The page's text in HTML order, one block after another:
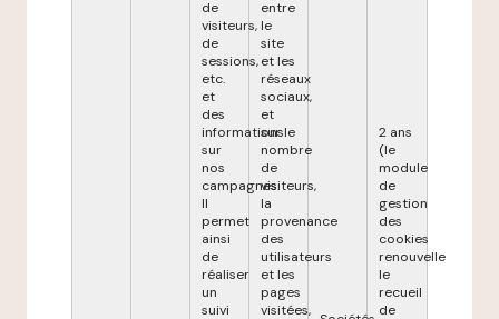
de
visiteurs,
de
sessions,
etc.
et
des
informations
sur
nos
campagnes.
Il
permet
ainsi
de
réaliser
un
suivi
entre
le
site
et les
réseaux
sociaux,
et
sur le
nombre
de
visiteurs,
la
provenance
des
utilisateurs
et les
pages
visitées,
2 ans
(le
module
de
gestion
des
cookies
renouvelle
le
recueil
de